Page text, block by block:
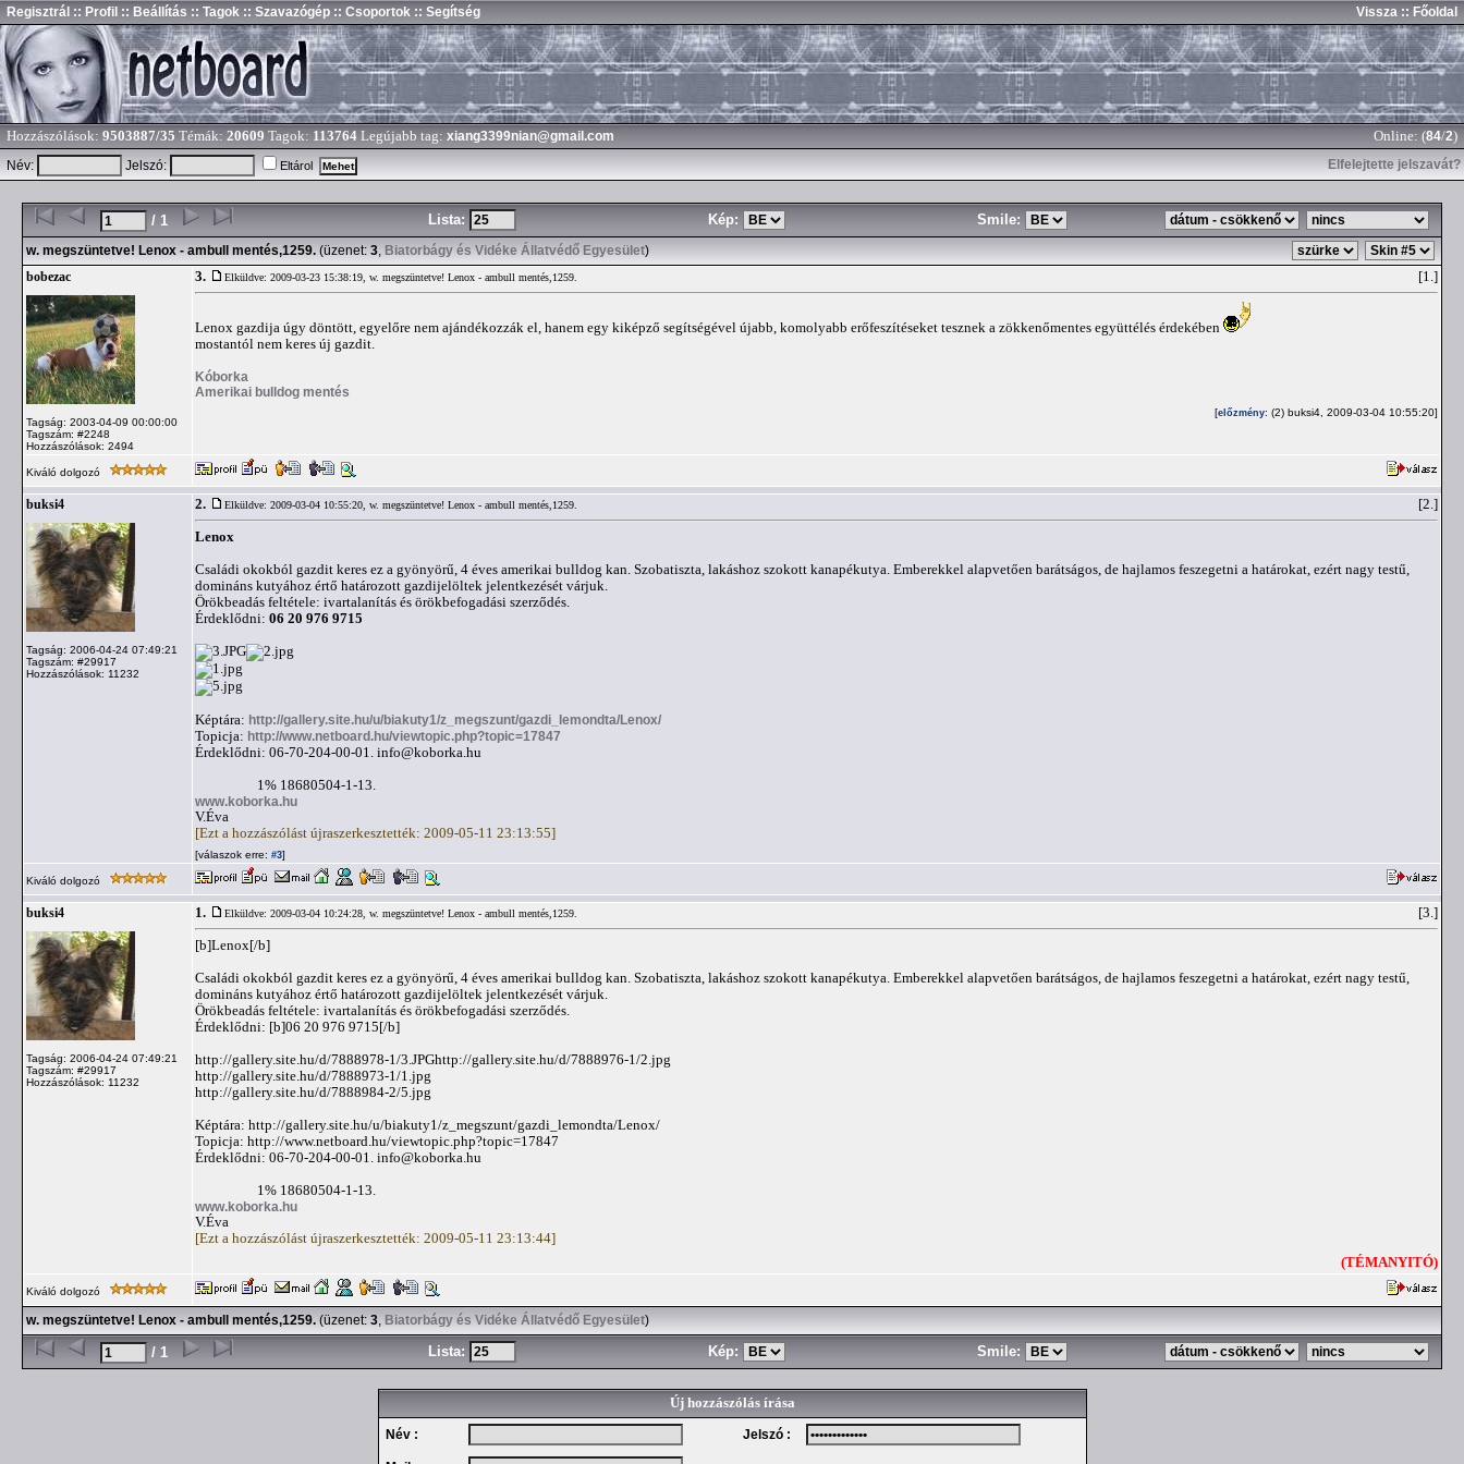
Regisztrál :: Profil :: Beállítás :: Tagok :: Szavazógép :: Csoportok :: Segítség Vissza :: Főoldal
Hozzászólások: 9503887/35 Témák: 20609 Tagok: 113764 Legújabb tag: xiang3399nian@gmail.com Online: (84/2)
Név: Jelszó: Eltárol Elfelejtette jelszavát?
/ 1 Lista: Kép: Smile:
w. megszüntetve! Lenox - ambull mentés,1259. (üzenet: 3, Biatorbágy és Vidéke Állatvédő Egyesület)
bobezac
Tagság: 2003-04-09 00:00:00
Tagszám: #2248
Hozzászólások: 2494
3. Elküldve: 2009-03-23 15:38:19, w. megszüntetve! Lenox - ambull mentés,1259. [1.]
Lenox gazdija úgy döntött, egyelőre nem ajándékozzák el, hanem egy kiképző segítségével újabb, komolyabb erőfeszítéseket tesznek a zökkenőmentes együttélés érdekében
mostantól nem keres új gazdit.
Kóborka
Amerikai bulldog mentés
[előzmény: (2) buksi4, 2009-03-04 10:55:20]
Kiváló dolgozó
buksi4
Tagság: 2006-04-24 07:49:21
Tagszám: #29917
Hozzászólások: 11232
2. Elküldve: 2009-03-04 10:55:20, w. megszüntetve! Lenox - ambull mentés,1259. [2.]
Lenox
Családi okokból gazdit keres ez a gyönyörű, 4 éves amerikai bulldog kan. Szobatiszta, lakáshoz szokott kanapékutya. Emberekkel alapvetően barátságos, de hajlamos feszegetni a határokat, ezért nagy testű,
domináns kutyához értő határozott gazdijelöltek jelentkezését várjuk.
Örökbeadás feltétele: ivartalanítás és örökbefogadási szerződés.
Érdeklődni: 06 20 976 9715
Képtára: http://gallery.site.hu/u/biakuty1/z_megszunt/gazdi_lemondta/Lenox/
Topicja: http://www.netboard.hu/viewtopic.php?topic=17847
Érdeklődni: 06-70-204-00-01. info@koborka.hu
1% 18680504-1-13.
www.koborka.hu
V.Éva
[Ezt a hozzászólást újraszerkesztették: 2009-05-11 23:13:55]
[válaszok erre: #3]
Kiváló dolgozó
buksi4
Tagság: 2006-04-24 07:49:21
Tagszám: #29917
Hozzászólások: 11232
1. Elküldve: 2009-03-04 10:24:28, w. megszüntetve! Lenox - ambull mentés,1259. [3.]
[b]Lenox[/b]
Családi okokból gazdit keres ez a gyönyörű, 4 éves amerikai bulldog kan. Szobatiszta, lakáshoz szokott kanapékutya. Emberekkel alapvetően barátságos, de hajlamos feszegetni a határokat, ezért nagy testű,
domináns kutyához értő határozott gazdijelöltek jelentkezését várjuk.
Örökbeadás feltétele: ivartalanítás és örökbefogadási szerződés.
Érdeklődni: [b]06 20 976 9715[/b]
http://gallery.site.hu/d/7888978-1/3.JPGhttp://gallery.site.hu/d/7888976-1/2.jpg
http://gallery.site.hu/d/7888973-1/1.jpg
http://gallery.site.hu/d/7888984-2/5.jpg
Képtára: http://gallery.site.hu/u/biakuty1/z_megszunt/gazdi_lemondta/Lenox/
Topicja: http://www.netboard.hu/viewtopic.php?topic=17847
Érdeklődni: 06-70-204-00-01. info@koborka.hu
1% 18680504-1-13.
www.koborka.hu
V.Éva
[Ezt a hozzászólást újraszerkesztették: 2009-05-11 23:13:44]
(TÉMANYITÓ)
Kiváló dolgozó
w. megszüntetve! Lenox - ambull mentés,1259. (üzenet: 3, Biatorbágy és Vidéke Állatvédő Egyesület)
/ 1 Lista: Kép: Smile:
Új hozzászólás írása
Név : Jelszó :